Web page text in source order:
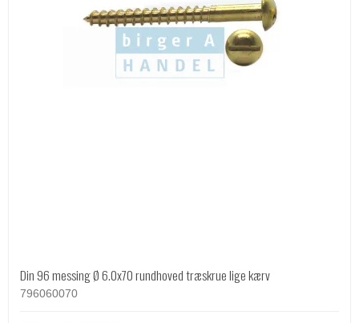
Din 96 messing Ø 6.0x70 rundhoved træskrue lige kærv
796060070